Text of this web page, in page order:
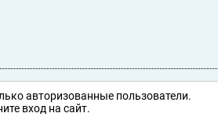
авторизованные пользователи.
вход на сайт.